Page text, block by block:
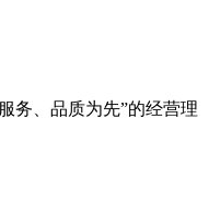
务、品质为先”的经营理